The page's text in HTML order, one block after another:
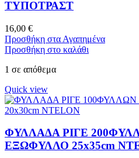
ΤΥΠΟΤΡΑΣΤ
16,00 €
Προσθήκη στα Αγαπημένα
Προσθήκη στο καλάθι
1 σε απόθεμα
Quick view
ΦΥΛΛΑΔΑ ΡΙΓΕ
ΕΞΩΦΥΛΛΟ 25x35cm